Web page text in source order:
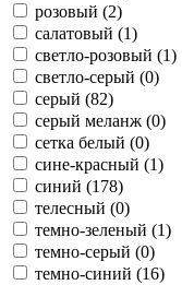
розовый (2)
салатовый (1)
светло-розовый (1)
светло-серый (0)
серый (82)
серый меланж (0)
сетка белый (0)
сине-красный (1)
синий (178)
телесный (0)
темно-зеленый (1)
темно-серый (0)
темно-синий (16)